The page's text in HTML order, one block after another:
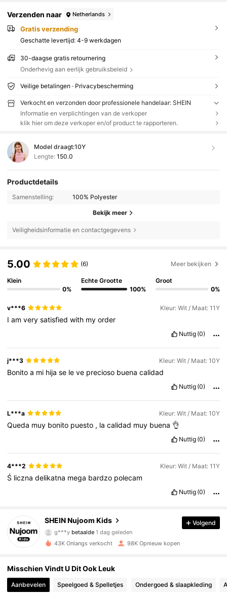
Verzenden naar Netherlands
Gratis verzending
Geschatte levertijd: 4-9 werkdagen
30-daagse gratis retournering
Onderhevig aan eerlijk gebruiksbeleid
Veilige betalingen · Privacybescherming
Verkocht en verzonden door professionele handelaar: SHEIN
Informatie en verplichtingen van de verkoper
klik hier om deze verkoper en/of product te rapporteren.
Model draagt:10Y
Lengte: 150.0
Productdetails
Samenstelling: 100% Polyester
Bekijk meer
Veiligheidsinformatie en contactgegevens
5.00 (6) Meer bekijken
Klein
0%
Echte Grootte
100%
Groot
0%
v***6 Kleur: Wit / Maat: 11Y
Iamverysatisfiedwith myorder
Nuttig (0)
j***3 Kleur: Wit / Maat: 10Y
Bonitoa mi hijase leve precioso buenacalidad
Nuttig (0)
L***a Kleur: Wit / Maat: 10Y
Queda muy bonito puesto , lacalidad muy buena 👌
Nuttig (0)
4***2 Kleur: Wit / Maat: 11Y
Ś licznadelikatna mega bardzo polecam
Nuttig (0)
SHEIN Nujoom Kids
4.90
48K Volgers
betaalde
F***o gevolgd 18 uur geleden
4.90 48K Volgers
Volgend
43K Onlangs verkocht 98K Opnieuw kopen
Misschien Vindt U Dit Ook Leuk
Aanbevelen Speelgoed & Spelletjes Ondergoed & slaapkleding